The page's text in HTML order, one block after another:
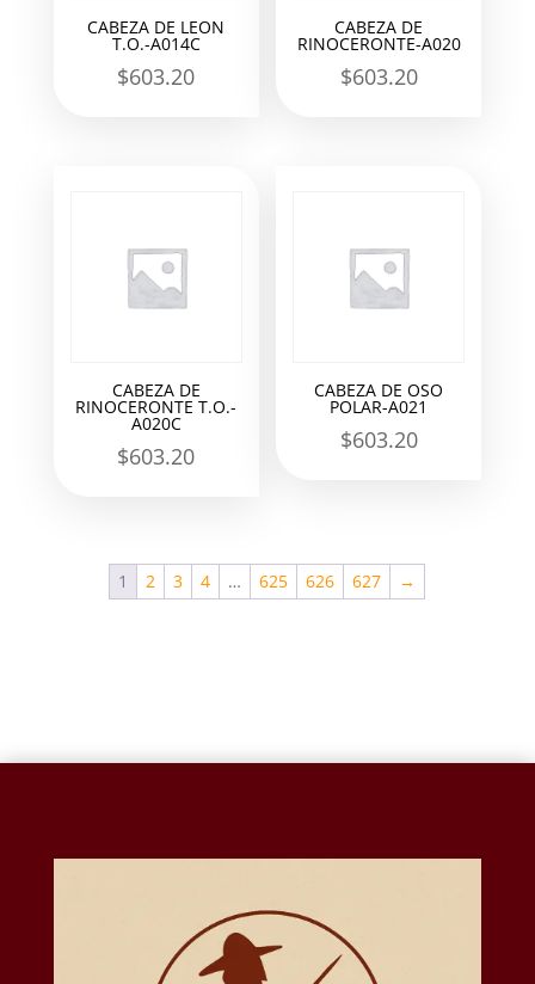
CABEZA DE LEON
T.O.-A014C
$603.20
CABEZA DE
RINOCERONTE-A020
$603.20
CABEZA DE
RINOCERONTE T.O.-
A020C
$603.20
CABEZA DE OSO
POLAR-A021
$603.20
1 2 3 4 … 625 626 627 →